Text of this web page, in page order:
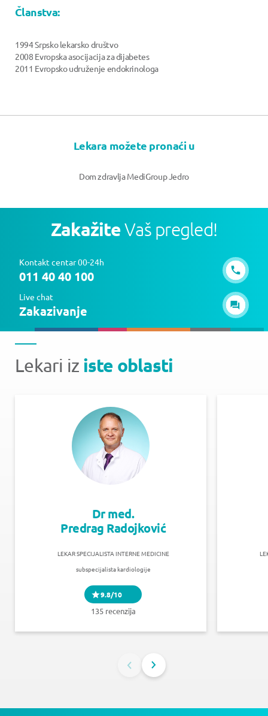
Članstva:
1994 Srpsko lekarsko društvo
2008 Evropska asocijacija za dijabetes
2011 Evropsko udruženje endokrinologa
Lekara možete pronaći u
Dom zdravlja MediGroup Jedro
ZakažiteVaš pregled!
Kontakt centar 00-24h
011 40 40 100
Live chat
Zakazivanje
Lekari iz iste oblasti
Dr med.
Predrag Radojković
LEKAR SPECIJALISTA INTERNE MEDICINE
subspecijalista kardiologije
9.8/10
135 recenzija